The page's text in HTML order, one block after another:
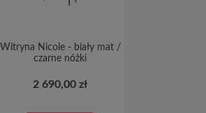
Witryna Nicole - biały mat /
czarne nóżki
2 690,00 zł